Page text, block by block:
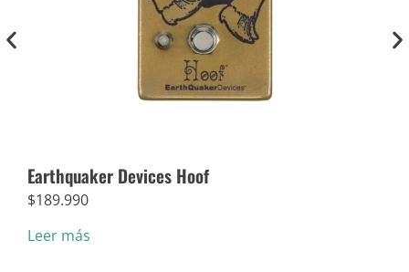
Earthquaker Devices Hoof
$189.990
Leer más